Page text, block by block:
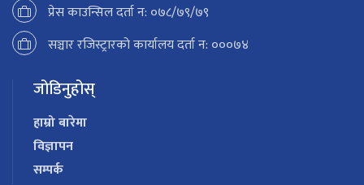
प्रेस काउन्सिल दर्ता न: ०७८/७९/७९
सञ्चार रजिस्ट्रारको कार्यालय दर्ता न: ०००७४
जोडिनुहोस्
हाम्रो बारेमा
विज्ञापन
सम्पर्क